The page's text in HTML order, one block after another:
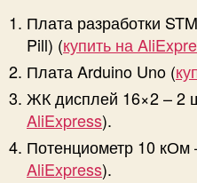
Плата разработки
Pill) (купить на
Плата Arduino Uno (
ЖК дисплей 16×2 – 2
AliExpress).
Потенциометр 10 кОм
AliExpress).